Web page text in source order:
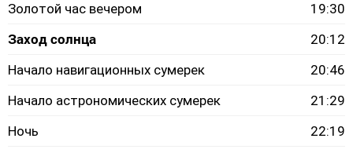
Золотой час вечером
19:30
Заход солнца
20:12
Начало навигационных сумерек
20:46
Начало астрономических сумерек
21:29
Ночь
22:19